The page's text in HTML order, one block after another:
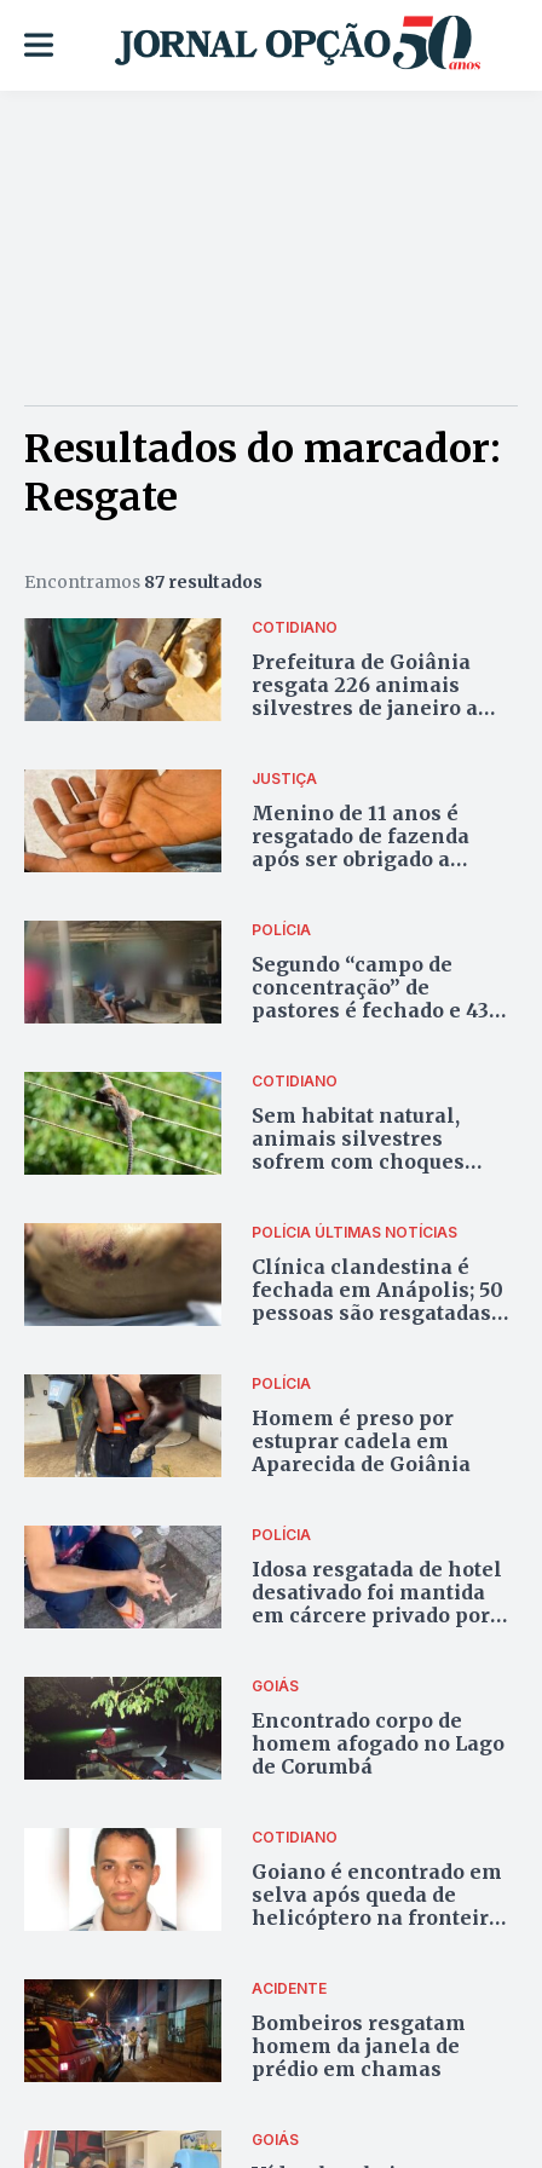
Resultados do marcador:
Resgate
Encontramos 87 resultados
COTIDIANO
Prefeitura de Goiânia
resgata 226 animais
silvestres de janeiro a
JUSTIÇA
Menino de 11 anos é
resgatado de fazenda
após ser obrigado a
POLÍCIA
Segundo “campo de
concentração” de
pastores é fechado e 43
COTIDIANO
Sem habitat natural,
animais silvestres
sofrem com choques
POLÍCIA ÚLTIMAS NOTÍCIAS
Clínica clandestina é
fechada em Anápolis; 50
pessoas são resgatadas
POLÍCIA
Homem é preso por
estuprar cadela em
Aparecida de Goiânia
POLÍCIA
Idosa resgatada de hotel
desativado foi mantida
em cárcere privado por
GOIÁS
Encontrado corpo de
homem afogado no Lago
de Corumbá
COTIDIANO
Goiano é encontrado em
selva após queda de
helicóptero na fronteira
ACIDENTE
Bombeiros resgatam
homem da janela de
prédio em chamas
GOIÁS